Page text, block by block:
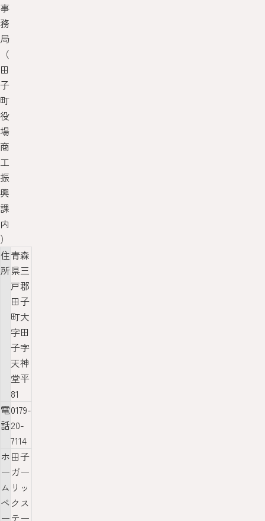
事
務
局
（
田
子
町
役
場
商
工
振
興
課
内
）
住
所
青森
県三
戸郡
田子
町大
字田
子字
天神
堂平
81
電
話
0179-
20-
7114
ホ
ー
ム
ペ
ー
田子
ガー
リッ
クス
テー